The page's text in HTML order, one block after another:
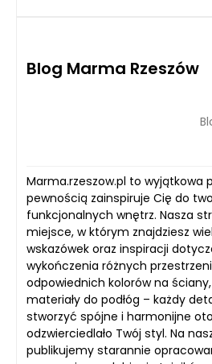
Blog Marma Rzeszów
Marma.rzeszow.pl to wyjątkowa
pewnością zainspiruje Cię do
funkcjonalnych wnętrz. Nasza
miejsce, w którym znajdziesz
wskazówek oraz inspiracji
wykończenia różnych
odpowiednich kolorów na
materiały do podłóg – każdy
stworzyć spójne i harmonijne
odzwierciedlało Twój styl. Na
publikujemy starannie